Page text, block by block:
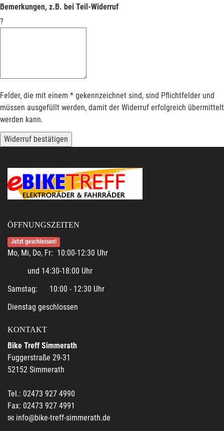
Bemerkungen, z.B. bei Teil-Widerruf
?
Felder, die mit einem * gekennzeichnet sind, sind Pflichtfelder und
müssen ausgefüllt werden, damit der Widerruf erfolgreich übermittelt
werden kann.
Widerruf bestätigen
ÖFFNUNGSZEITEN
Jetzt geschlossen!
Mo, Mi, Do, Fr: 10:00-12:30 Uhr
und 14:30-18:00 Uhr
Samstag: 10:00 - 12:30 Uhr
Dienstag geschlossen
KONTAKT
Bike Treff Simmerath
Fuggerstraße 29-31
52152 Simmerath
Tel.: 02473 927 4990
Fax: 02473 927 4991
info@bike-treff-simmerath.de